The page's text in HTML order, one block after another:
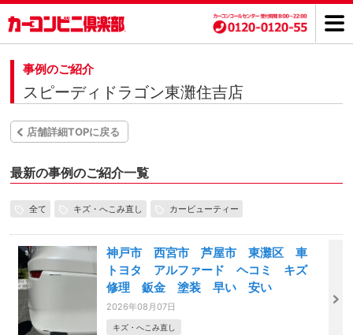
事例のご紹介
スピーディドラゴン東灘住吉店
店舗詳細TOPに戻る
最新の事例のご紹介一覧
全て キズ・へこみ直し カービューティー
神戸市 西宮市 芦屋市 東灘区 車
トヨタ アルファード ヘコミ キズ
修理 鈑金 塗装 早い 安い
2026年08月07日
キズ・へこみ直し